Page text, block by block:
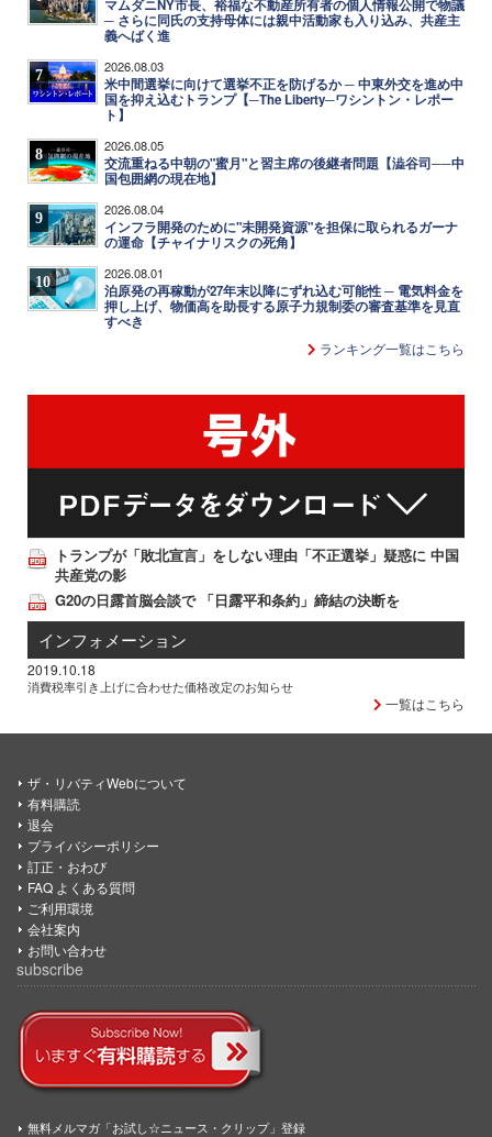
マムダニNY市長、裕福な不動産所有者の個人情報公開で物議
─ さらに同氏の支持母体には親中活動家も入り込み、共産主
義へばく進
7 2026.08.03
米中間選挙に向けて選挙不正を防げるか ─ 中東外交を進め中
国を抑え込むトランプ【─The Liberty─ワシントン・レポー
ト】
8 2026.08.05
交流重ねる中朝の"蜜月"と習主席の後継者問題【澁谷司──中
国包囲網の現在地】
9 2026.08.04
インフラ開発のために"未開発資源"を担保に取られるガーナ
の運命【チャイナリスクの死角】
10 2026.08.01
泊原発の再稼動が27年末以降にずれ込む可能性 ─ 電気料金を
押し上げ、物価高を助長する原子力規制委の審査基準を見直
すべき
ランキング一覧はこちら
トランプが「敗北宣言」をしない理由「不正選挙」疑惑に 中国
共産党の影
G20の日露首脳会談で 「日露平和条約」締結の決断を
インフォメーション
2019.10.18
消費税率引き上げに合わせた価格改定のお知らせ
一覧はこちら
ザ・リバティWebについて
有料購読
退会
プライバシーポリシー
訂正・おわび
FAQ よくある質問
ご利用環境
会社案内
お問い合わせ
subscribe
無料メルマガ「お試し☆ニュース・クリップ」登録